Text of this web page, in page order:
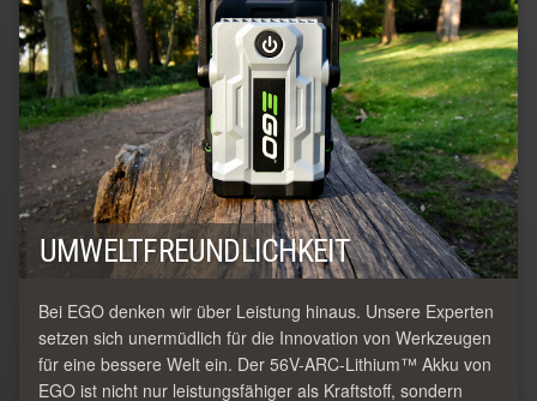
UMWELTFREUNDLICHKEIT
Bei EGO denken wir über Leistung hinaus. Unsere Experten
setzen sich unermüdlich für die Innovation von Werkzeugen
für eine bessere Welt ein. Der 56V-ARC-Lithium™ Akku von
EGO ist nicht nur leistungsfähiger als Kraftstoff, sondern